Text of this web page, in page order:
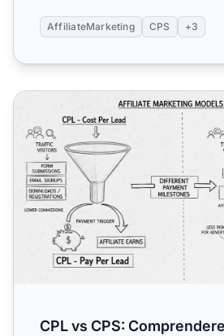
AffiliateMarketing CPS +3
CPL vs CPS: Comprendere i
CPL vs CPS: